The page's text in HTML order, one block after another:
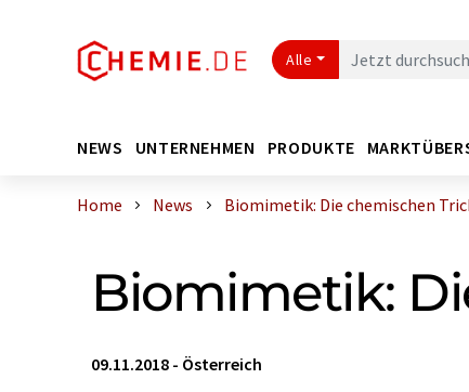
Alle
NEWS UNTERNEHMEN PRODUKTE
Home News Biomimetik: Die chemischen
Biomimetik:
09.11.2018 - Österreich